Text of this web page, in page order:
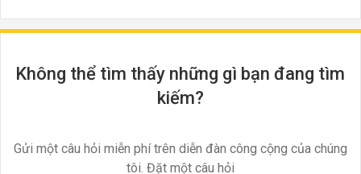
Không thể tìm thấy những gì bạn đang tìm
kiếm?
Gửi một câu hỏi miễn phí trên diễn đàn công cộng của chúng
tôi. Đặt một câu hỏi